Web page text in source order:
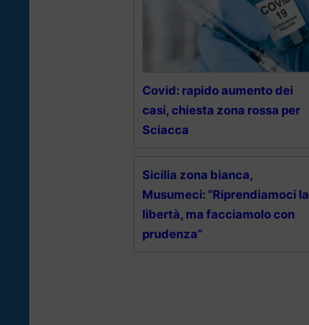
Covid: rapido aumento dei
casi, chiesta zona rossa per
Sciacca
Sicilia zona bianca,
Musumeci: “Riprendiamoci la
libertà, ma facciamolo con
prudenza”